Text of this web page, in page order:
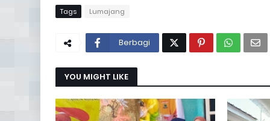
Tags Lumajang
Berbagi
YOU MIGHT LIKE